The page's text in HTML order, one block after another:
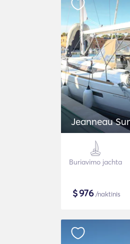
Jeanneau
Buriavimo jachta
$976/naktinis